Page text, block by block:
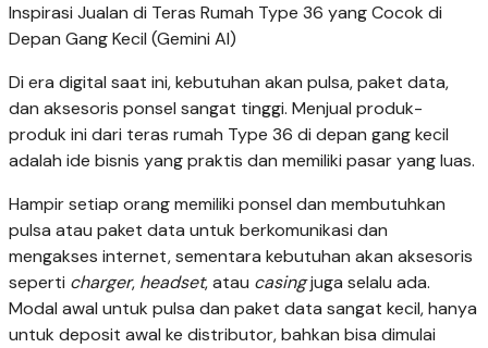
Inspirasi Jualan di Teras Rumah Type 36 yang Cocok di
Depan Gang Kecil (Gemini AI)
Di era digital saat ini, kebutuhan akan pulsa, paket data,
dan aksesoris ponsel sangat tinggi. Menjual produk-
produk ini dari teras rumah Type 36 di depan gang kecil
adalah ide bisnis yang praktis dan memiliki pasar yang luas.
Hampir setiap orang memiliki ponsel dan membutuhkan
pulsa atau paket data untuk berkomunikasi dan
mengakses internet, sementara kebutuhan akan aksesoris
seperti charger, headset, atau casingjuga selalu ada.
Modal awal untuk pulsa dan paket data sangat kecil, hanya
untuk deposit awal ke distributor, bahkan bisa dimulai